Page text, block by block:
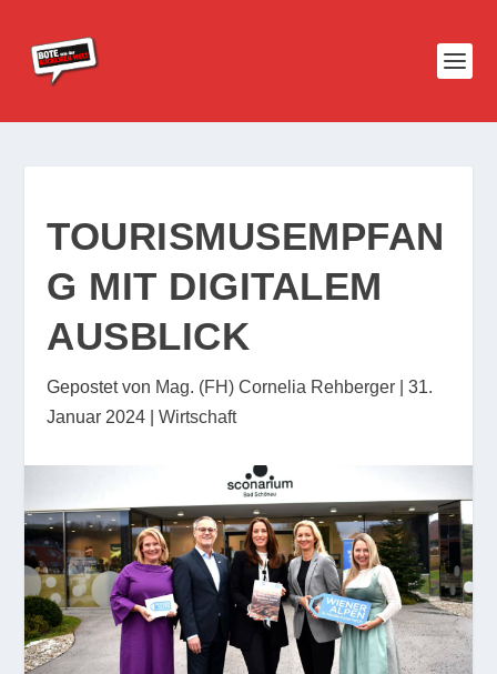
TOURISMUSEMPFAN
G MIT DIGITALEM
AUSBLICK
Gepostet von Mag. (FH) Cornelia Rehberger |31.
Januar 2024 |Wirtschaft